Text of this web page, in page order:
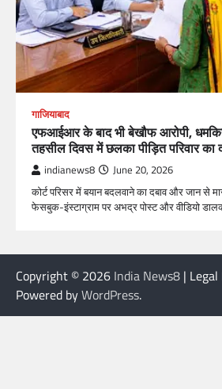
गाजियाबाद
एफआईआर के बाद भी बेखौफ आरोपी,
तहसील दिवस में छलका पीड़ित परिवार का
indianews8 June 20, 2026
कोर्ट परिसर में बयान बदलवाने का दबाव और जान से
फेसबुक-इंस्टाग्राम पर अभद्र पोस्ट और वीडियो
Copyright © 2026 India News8 |
Powered byWordPress.